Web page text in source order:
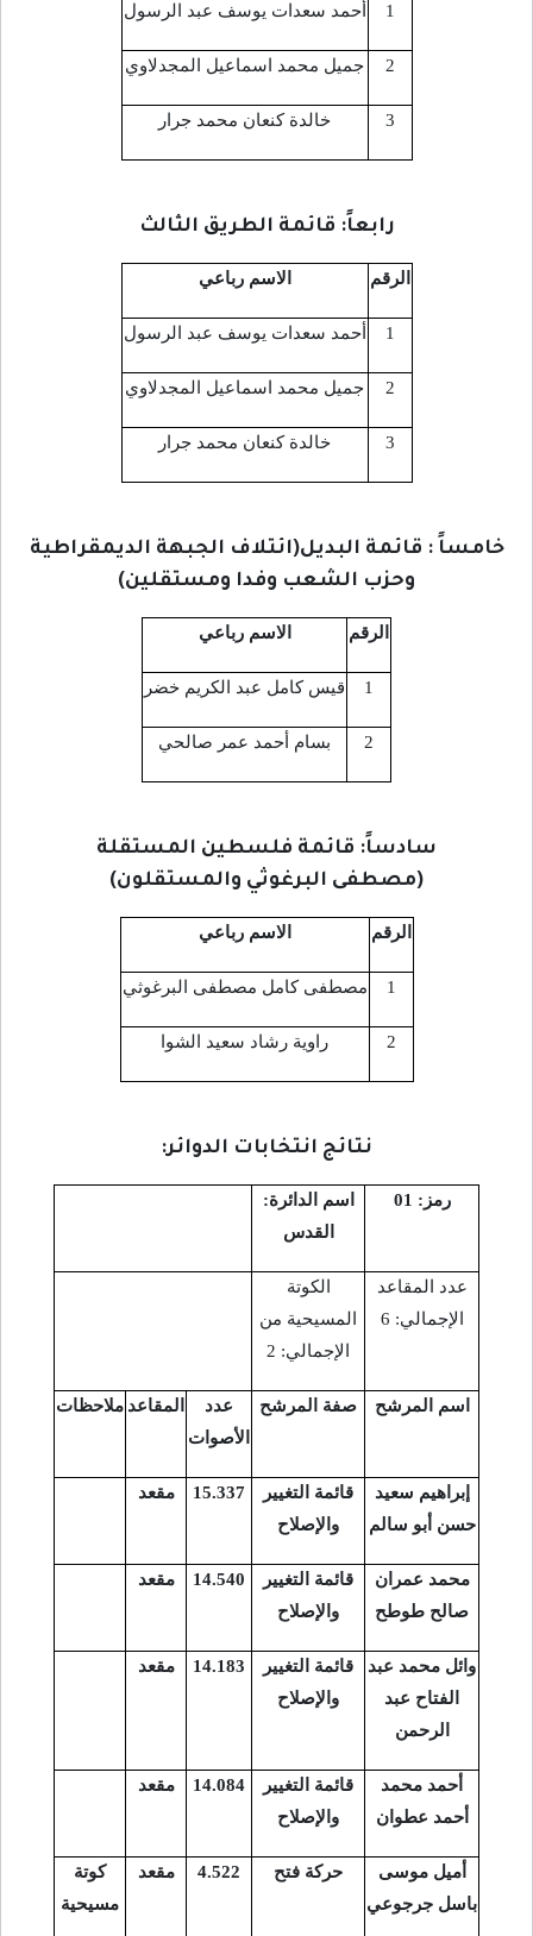
1 أحمد سعدات يوسف عبد الرسول
2 جميل محمد اسماعيل المجدلاوي
3 خالدة كنعان محمد جرار
رابعاً: قائمة الطريق الثالث
الرقم الاسم رباعي
1 أحمد سعدات يوسف عبد الرسول
2 جميل محمد اسماعيل المجدلاوي
3 خالدة كنعان محمد جرار
خامساً : قائمة البديل(ائتلاف الجبهة الديمقراطية
وحزب الشعب وفدا ومستقلين)
الرقم الاسم رباعي
1 قيس كامل عبد الكريم خضر
2 بسام أحمد عمر صالحي
سادساً: قائمة فلسطين المستقلة
(مصطفى البرغوثي والمستقلون)
الرقم الاسم رباعي
1 مصطفى كامل مصطفى البرغوثي
2 راوية رشاد سعيد الشوا
نتائج انتخابات الدوائر:
رمز: 01
اسم الدائرة:
القدس
عدد المقاعد
الإجمالي: 6
الكوتة
المسيحية من
الإجمالي: 2
اسم المرشح صفة المرشح
عدد
الأصوات
المقاعد ملاحظات
إبراهيم سعيد
حسن أبو سالم
قائمة التغيير
والإصلاح
15.337 مقعد
محمد عمران
صالح طوطح
قائمة التغيير
والإصلاح
14.540 مقعد
وائل محمد عبد
الفتاح عبد
الرحمن
قائمة التغيير
والإصلاح
14.183 مقعد
أحمد محمد
أحمد عطوان
قائمة التغيير
والإصلاح
14.084 مقعد
أميل موسى
باسل جرجوعي
حركة فتح 4.522 مقعد
كوتة
مسيحية